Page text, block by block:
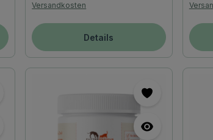
Versandkosten
Details